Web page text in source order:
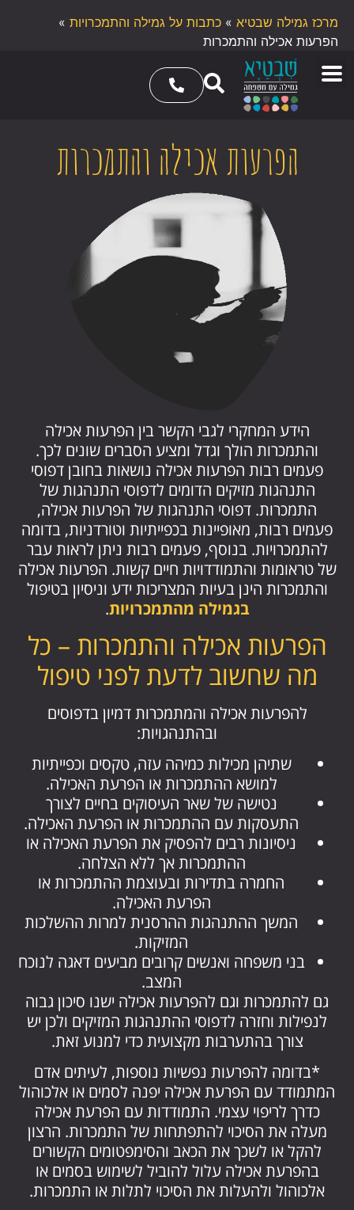
מרכז גמילה שבטיא » כתבות על גמילה והתמכרויות »
הפרעות אכילה והתמכרות
הפרעות אכילה והתמכרות
הידע המחקרי לגבי הקשר בין הפרעות אכילה
והתמכרות הולך וגדל ומציע הסברים שונים לכך.
פעמים רבות הפרעות אכילה נושאות בחובן דפוסי
התנהגות מזיקים הדומים לדפוסי התנהגות של
התמכרות. דפוסי התנהגות של הפרעות אכילה,
פעמים רבות, מאופיינות בכפייתיות וטורדניות, בדומה
להתמכרויות. בנוסף, פעמים רבות ניתן לראות עבר
של טראומות והתמודדויות חיים קשות. הפרעות אכילה
והתמכרות הינן בעיות המצריכות ידע וניסיון בטיפול
בגמילה מהתמכרויות.
הפרעות אכילה והתמכרות – כל
מה שחשוב לדעת לפני טיפול
להפרעות אכילה והמתמכרות דמיון בדפוסים
ובהתנהגויות:
שתיהן מכילות כמיהה עזה, טקסים וכפייתיות
למושא ההתמכרות או הפרעת האכילה.
נטישה של שאר העיסוקים בחיים לצורך
התעסקות עם ההתמכרות או הפרעת האכילה.
ניסיונות רבים להפסיק את הפרעת האכילה או
ההתמכרות אך ללא הצלחה.
החמרה בתדירות ובעוצמת ההתמכרות או
הפרעת האכילה.
המשך ההתנהגות ההרסנית למרות ההשלכות
המזיקות.
בני משפחה ואנשים קרובים מביעים דאגה לנוכח
המצב.
גם להתמכרות וגם להפרעות אכילה ישנו סיכון גבוה
לנפילות וחזרה לדפוסי ההתנהגות המזיקים ולכן יש
צורך בהתערבות מקצועית כדי למנוע זאת.
*בדומה להפרעות נפשיות נוספות, לעיתים אדם
המתמודד עם הפרעת אכילה יפנה לסמים או אלכוהול
כדרך לריפוי עצמי. התמודדות עם הפרעת אכילה
מעלה את הסיכוי להתפתחות של התמכרות. הרצון
להקל או לשכך את הכאב והסימפטומים הקשורים
בהפרעת אכילה עלול להוביל לשימוש בסמים או
אלכוהול ולהעלות את הסיכוי לתלות או התמכרות.